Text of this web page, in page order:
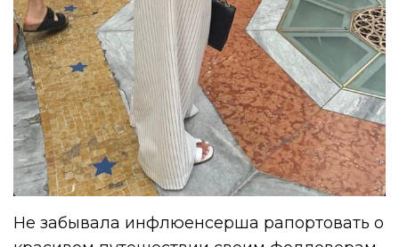
Не забывала инфлюенсерша рапортовать о